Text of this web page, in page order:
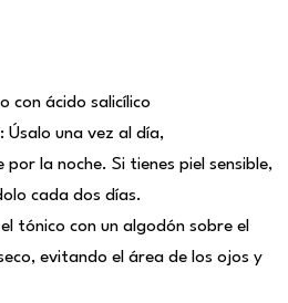
con ácido salicílico
Úsalo una vez al día,
la noche. Si tienes piel sensible,
cada dos días.
tónico con un algodón sobre el
evitando el área de los ojos y